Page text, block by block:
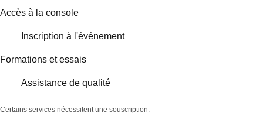
Accès à la console
Inscription à l'événement
Formations et essais
Assistance de qualité
Certains services nécessitent une souscription.